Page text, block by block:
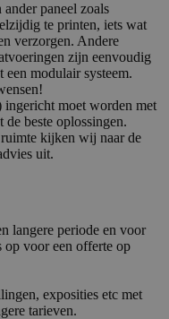
paneel zoals
te printen, iets wat
verzorgen. Andere
zijn eenvoudig
modulair systeem.
moet worden met
beste oplossingen.
ruimte kijken wij naar de
uit.
langere periode en voor
op voor een offerte op
exposities etc met
tarieven.